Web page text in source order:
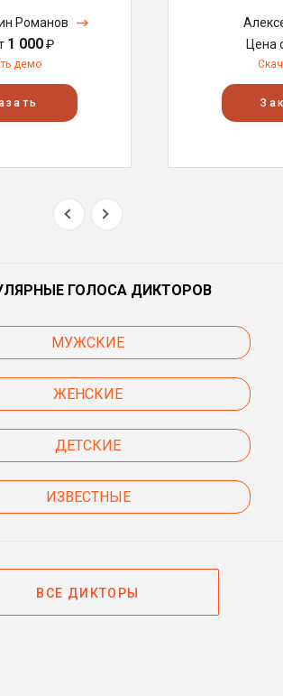
Романов
1 000₽
демо
Цена
ГОЛОСА ДИКТОРОВ
МУЖСКИЕ
ЖЕНСКИЕ
ДЕТСКИЕ
ИЗВЕСТНЫЕ
ВСЕ ДИКТОРЫ